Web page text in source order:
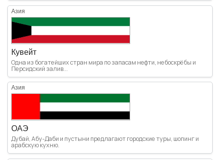
Азия
Кувейт
Одна из богатейших стран мира по запасам нефти, небоскрёбы и
Персидский залив...
Азия
ОАЭ
Дубай, Абу-Даби и пустыни предлагают городские туры, шопинг и
арабскую кухню.